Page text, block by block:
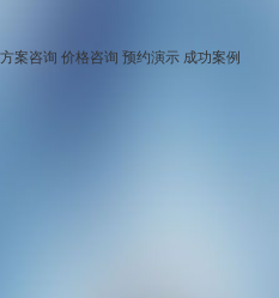
方案咨询 价格咨询 预约演示 成功案例